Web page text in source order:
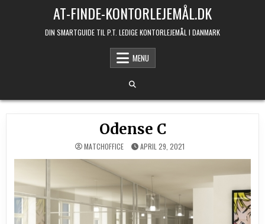
AT-FINDE-KONTORLEJEMÅL.DK
DIN SMARTGUIDE TIL P.T. LEDIGE KONTORLEJEMÅL I DANMARK
MENU
Odense C
MATCHOFFICE APRIL 29, 2021